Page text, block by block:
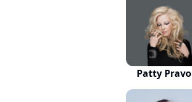
Patty Pravo